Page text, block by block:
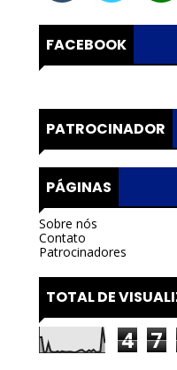
FACEBOOK
PATROCINADOR
PÁGINAS
Sobre nós
Contato
Patrocinadores
TOTAL DE
4 7